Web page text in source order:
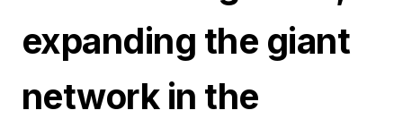
expanding the giant
network in the